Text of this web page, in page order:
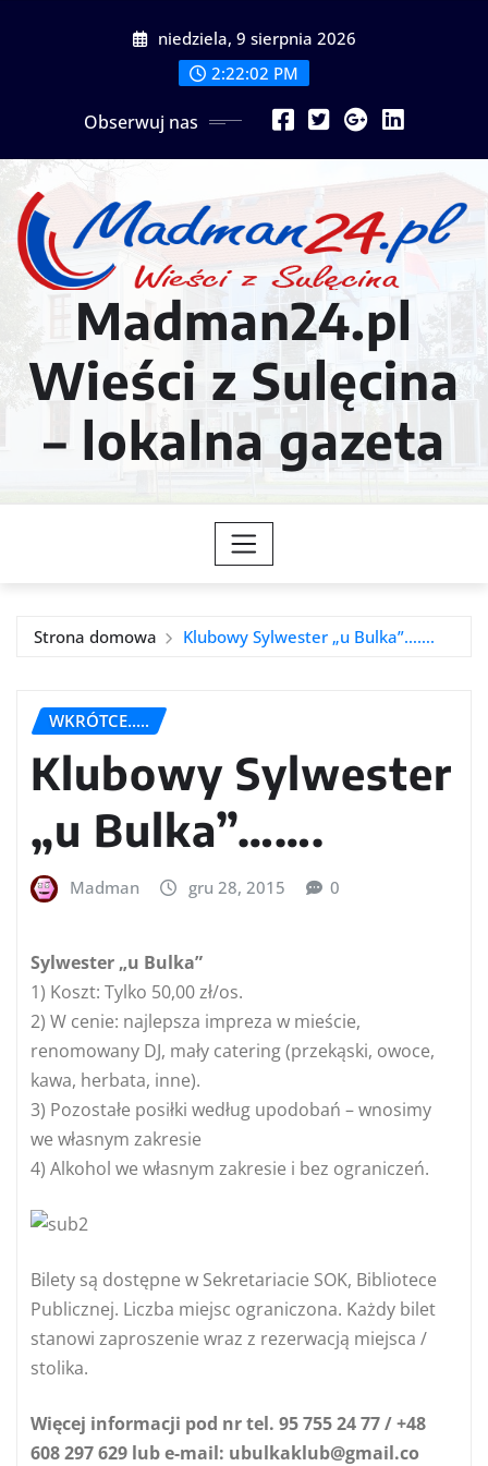
niedziela, 9 sierpnia 2026
2:22:04 PM
Obserwuj nas
Madman24.pl
Wieści z Sulęcina
– lokalna gazeta
Strona domowa Klubowy Sylwester „u Bulka”…….
WKRÓTCE.....
Klubowy Sylwester
„u Bulka”…….
Madman gru 28, 2015 0
Sylwester „u Bulka”
1) Koszt: Tylko 50,00 zł/os.
2) W cenie: najlepsza impreza w mieście,
renomowany DJ, mały catering (przekąski, owoce,
kawa, herbata, inne).
3) Pozostałe posiłki według upodobań – wnosimy
we własnym zakresie
4) Alkohol we własnym zakresie i bez ograniczeń.
Bilety są dostępne w Sekretariacie SOK, Bibliotece
Publicznej. Liczba miejsc ograniczona. Każdy bilet
stanowi zaproszenie wraz z rezerwacją miejsca /
stolika.
Więcej informacji pod nr tel. 95 755 24 77 / +48
608 297 629 lub e-mail: ubulkaklub@gmail.co